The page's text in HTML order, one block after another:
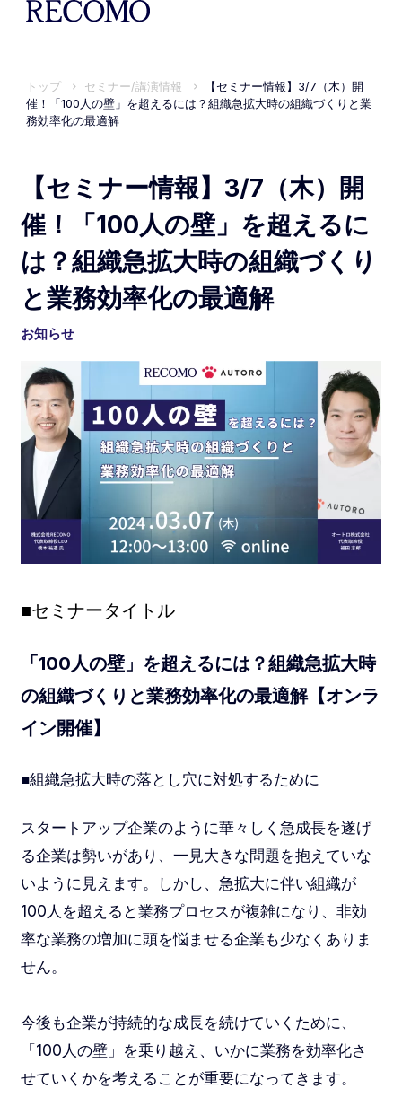
トップ セミナー/講演情報
【セミナー情報】3/7（木）開
催！「100人の壁」を超えるには？組織急拡大時の組織づくりと業
務効率化の最適解
【セミナー情報】3/7（木）開
催！「100人の壁」を超えるに
は？組織急拡大時の組織づくり
と業務効率化の最適解
お知らせ
■セミナータイトル
「100人の壁」を超えるには？組織急拡大時
の組織づくりと業務効率化の最適解【オンラ
イン開催】
■組織急拡大時の落とし穴に対処するために
スタートアップ企業のように華々しく急成長を遂げ
る企業は勢いがあり、一見大きな問題を抱えていな
いように見えます。しかし、急拡大に伴い組織が
100人を超えると業務プロセスが複雑になり、非効
率な業務の増加に頭を悩ませる企業も少なくありま
せん。
今後も企業が持続的な成長を続けていくために、
「100人の壁」を乗り越え、いかに業務を効率化さ
せていくかを考えることが重要になってきます。